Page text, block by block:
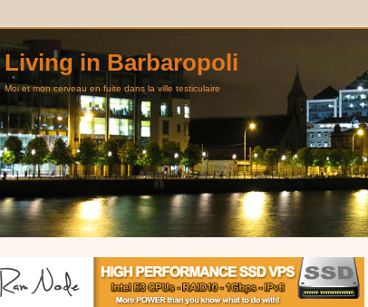
Living in Barbaropoli
Moi et mon cerveau en fuite dans la ville testiculaire